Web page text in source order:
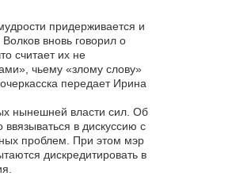
придерживается и
вновь говорил о
считает их не
чьему «злому слову»
передает Ирина
нынешней власти сил. Об
в дискуссию с
проблем. При этом мэр
дискредитировать в